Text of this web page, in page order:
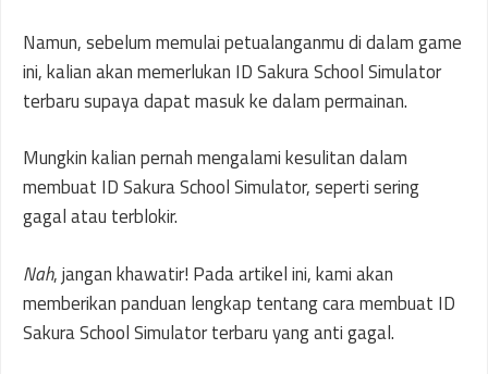
Namun, sebelum memulai petualanganmu di dalam game
ini, kalian akan memerlukan ID Sakura School Simulator
terbaru supaya dapat masuk ke dalam permainan.
Mungkin kalian pernah mengalami kesulitan dalam
membuat ID Sakura School Simulator, seperti sering
gagal atau terblokir.
Nah, jangan khawatir! Pada artikel ini, kami akan
memberikan panduan lengkap tentang cara membuat ID
Sakura School Simulator terbaru yang anti gagal.